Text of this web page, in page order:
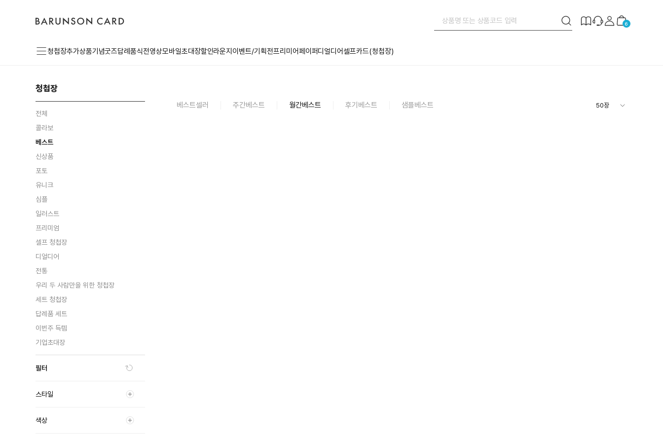
손
카
고
검
색
버
제
작
센
터
인
장
바 6
메
뉴
청첩장추가상품기념굿즈답례품식전영상모바일초대장할인라운지 이벤트/기획전프리미어페이퍼디얼디어셀프카드(청첩장)
청첩장
전체
콜라보
베스트
신상품
포토
유니크
심플
일러스트
프리미엄
셀프 청첩장
디얼디어
전통
우리 두 사람만을 위한 청첩장
세트 청첩장
답례품 세트
이번주 득템
기업초대장
필터
스타일
색상
베스트셀러 주간베스트 월간베스트 후기베스트 샘플베스트